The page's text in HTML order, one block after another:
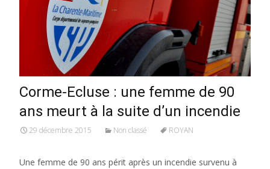
Corme-Ecluse : une femme de 90
ans meurt à la suite d’un incendie
29 décembre 2015 Non classé ROYAN
Une femme de 90 ans périt après un incendie survenu à